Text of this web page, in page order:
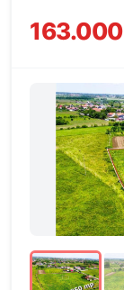
163.000